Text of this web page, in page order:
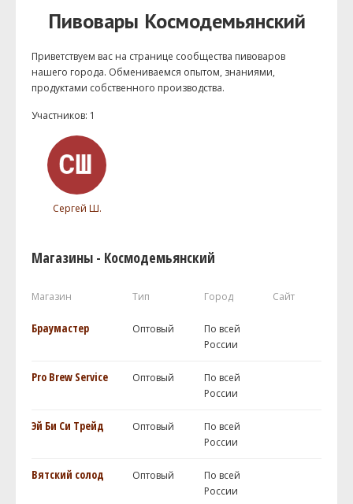
Пивовары Космодемьянский
Приветствуем ваc на странице сообщества пивоваров
нашего города. Обмениваемся опытом, знаниями,
продуктами собственного производства.
Участников: 1
Сергей Ш.
Магазины - Космодемьянский
Магазин Тип Город Сайт
Браумастер Оптовый
По всей
России
Pro Brew Service Оптовый
По всей
России
Эй Би Си Трейд Оптовый
По всей
России
Вятский солод Оптовый
По всей
России